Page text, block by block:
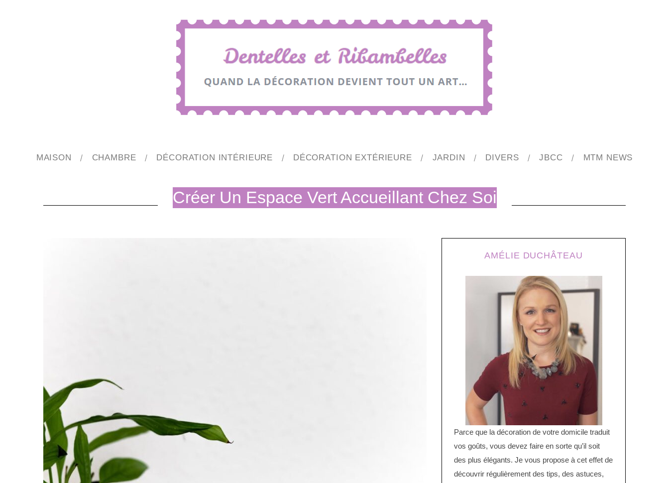
MAISON CHAMBRE DÉCORATION INTÉRIEURE DÉCORATION EXTÉRIEURE JARDIN DIVERS JBCC MTM NEWS
Créer Un Espace Vert Accueillant Chez Soi
AMÉLIE DUCHÂTEAU
Parce que la décoration de votre domicile traduit
vos goûts, vous devez faire en sorte qu’il soit
des plus élégants. Je vous propose à cet effet de
découvrir régulièrement des tips, des astuces,